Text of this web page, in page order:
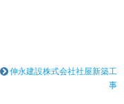
伸永建設株式会社社屋新築工
事